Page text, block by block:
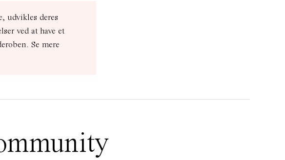
udvikles deres
ved at have et
Se mere